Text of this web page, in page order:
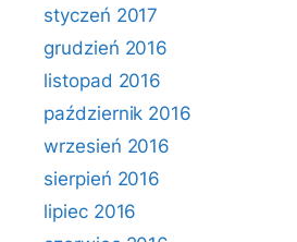
styczeń 2017
grudzień 2016
listopad 2016
październik 2016
wrzesień 2016
sierpień 2016
lipiec 2016